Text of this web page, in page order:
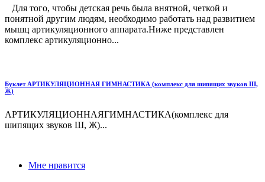
Для того, чтобы детская речь была внятной, четкой и
понятной другим людям, необходимо работать над развитием
мышц артикуляционного аппарата.Ниже представлен
комплекс артикуляционно...
Буклет АРТИКУЛЯЦИОННАЯ ГИМНАСТИКА (комплекс для шипящих звуков Ш,
Ж)
АРТИКУЛЯЦИОННАЯГИМНАСТИКА(комплекс для
шипящих звуков Ш, Ж)...
Мне нравится